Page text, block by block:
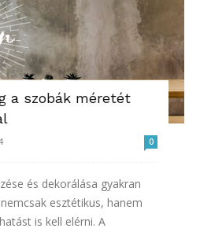
a szobák méretét
0
és dekorálása gyakran
esztétikus, hanem
is kell elérni. A